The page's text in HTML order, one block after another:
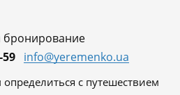
59 info@yeremenko.ua
с путешествием